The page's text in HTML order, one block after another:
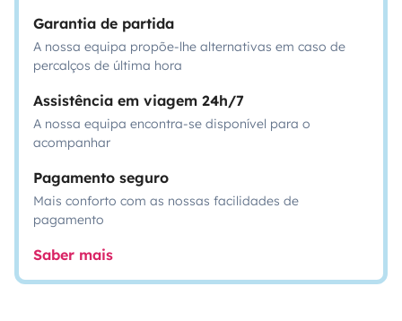
Garantia de partida
A nossa equipa propõe-lhe alternativas em caso de
percalços de última hora
Assistência em viagem 24h/7
A nossa equipa encontra-se disponível para o
acompanhar
Pagamento seguro
Mais conforto com as nossas facilidades de
pagamento
Saber mais